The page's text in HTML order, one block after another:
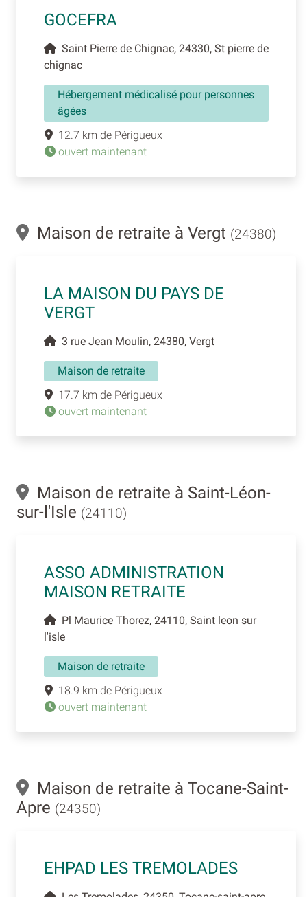
GOCEFRA
Saint Pierre de Chignac, 24330, St pierre de
chignac
Hébergement médicalisé pour personnes
âgées
12.7 km de Périgueux
ouvert maintenant
Maison de retraite à Vergt (24380)
LA MAISON DU PAYS DE
VERGT
3 rue Jean Moulin, 24380, Vergt
Maison de retraite
17.7 km de Périgueux
ouvert maintenant
Maison de retraite à Saint-Léon-
sur-l'Isle (24110)
ASSO ADMINISTRATION
MAISON RETRAITE
Pl Maurice Thorez, 24110, Saint leon sur
l'isle
Maison de retraite
18.9 km de Périgueux
ouvert maintenant
Maison de retraite à Tocane-Saint-
Apre (24350)
EHPAD LES TREMOLADES